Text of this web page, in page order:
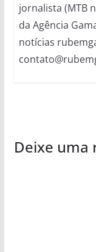
jornalista (MTB
da Agência
notícias
Deixe uma